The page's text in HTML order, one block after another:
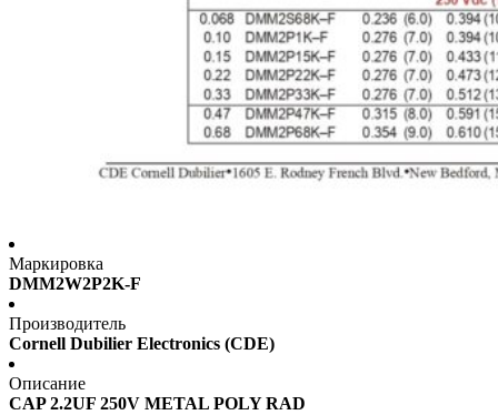
Маркировка
DMM2W2P2K-F
Производитель
Cornell Dubilier Electronics (CDE)
Описание
CAP 2.2UF 250V METAL POLY RAD